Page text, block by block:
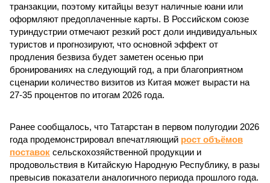
транзакции, поэтому китайцы везут наличные юани или
оформляют предоплаченные карты. В Российском союзе
туриндустрии отмечают резкий рост доли индивидуальных
туристов и прогнозируют, что основной эффект от
продления безвиза будет заметен осенью при
бронированиях на следующий год, а при благоприятном
сценарии количество визитов из Китая может вырасти на
27-35 процентов по итогам 2026 года.
Ранее сообщалось, что Татарстан в первом полугодии 2026
года продемонстрировал впечатляющий рост объёмов
поставок сельскохозяйственной продукции и
продовольствия в Китайскую Народную Республику, в разы
превысив показатели аналогичного периода прошлого года.